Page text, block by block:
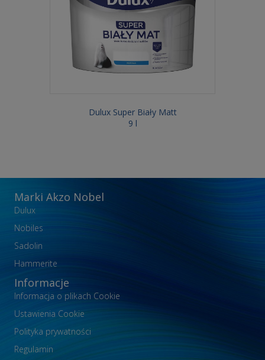
Dulux Super Biały Matt
9 l
Marki Akzo Nobel
Dulux
Nobiles
Sadolin
Hammerite
Informacje
Informacja o plikach Cookie
Ustawienia Cookie
Polityka prywatności
Regulamin